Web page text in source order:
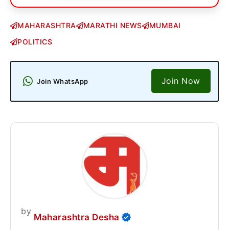
MAHARASHTRA MARATHI NEWS
MUMBAI
POLITICS
Join WhatsApp Join Now
by
Maharashtra Desha